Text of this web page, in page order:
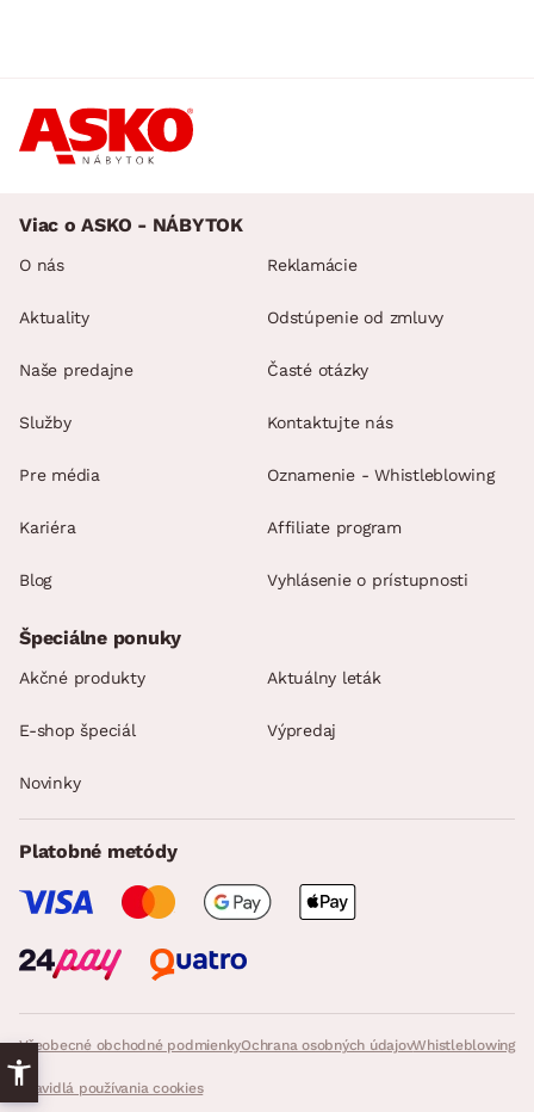
Viac o ASKO - NÁBYTOK
O nás
Aktuality
Naše predajne
Služby
Pre média
Kariéra
Blog
Reklamácie
Odstúpenie od zmluvy
Časté otázky
Kontaktujte nás
Oznamenie - Whistleblowing
Affiliate program
Vyhlásenie o prístupnosti
Všeobecné obchodné podmienkyOchrana osobných údajovWhistleblowing
Pravidlá používania cookies
Špeciálne ponuky
Akčné produkty Aktuálny leták
E-shop špeciál Výpredaj
Novinky
Platobné metódy